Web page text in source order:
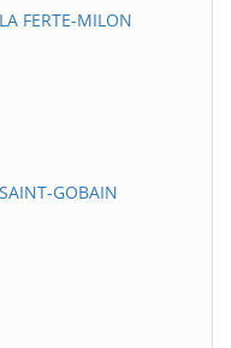
FERTE-MILON
GOBAIN